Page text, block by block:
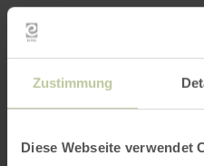
Zustimmung
Diese Webseite verwendet
Contenus
pas accessibles pour les